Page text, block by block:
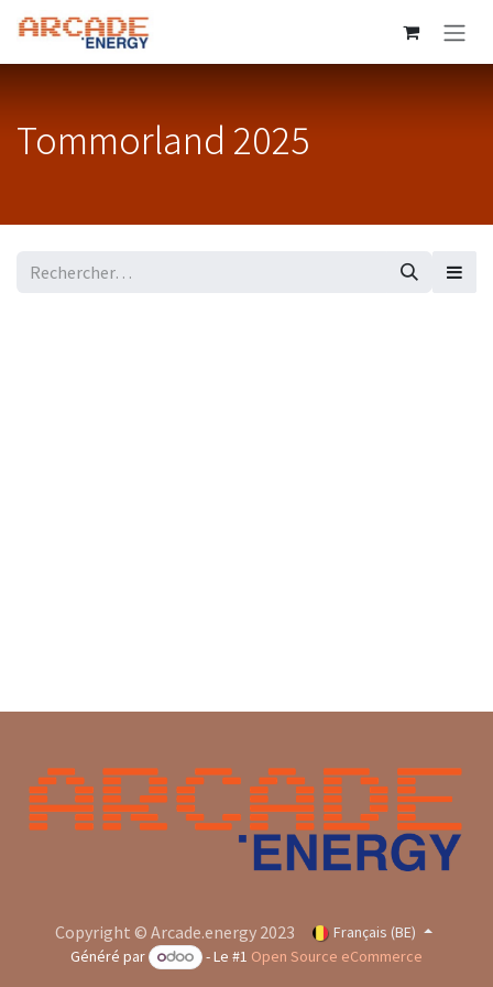
Se rendre au contenu
Tommorland 2025
Copyright © Arcade.energy 2023
Français (BE)
Généré par
- Le #1 Open Source eCommerce